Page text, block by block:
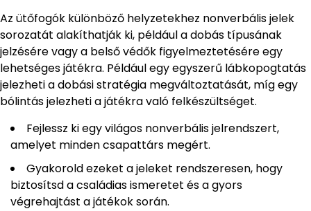
Az ütőfogók különböző helyzetekhez nonverbális jelek
sorozatát alakíthatják ki, például a dobás típusának
jelzésére vagy a belső védők figyelmeztetésére egy
lehetséges játékra. Például egy egyszerű lábkopogtatás
jelezheti a dobási stratégia megváltoztatását, míg egy
bólintás jelezheti a játékra való felkészültséget.
Fejlessz ki egy világos nonverbális jelrendszert,
amelyet minden csapattárs megért.
Gyakorold ezeket a jeleket rendszeresen, hogy
biztosítsd a családias ismeretet és a gyors
végrehajtást a játékok során.